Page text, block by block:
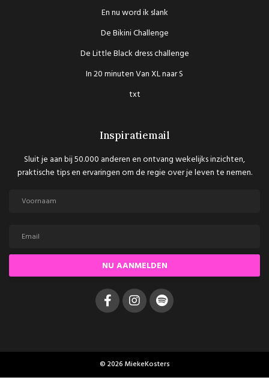
En nu word ik slank
De Bikini Challenge
De Little Black dress challenge
In 20 minuten Van XL naar S
txt
Inspiratiemail
Sluit je aan bij 50.000 anderen en ontvang wekelijks inzichten,
praktische tips en ervaringen om de regie over je leven te nemen.
NU AANMELDEN
© 2026 MiekeKosters